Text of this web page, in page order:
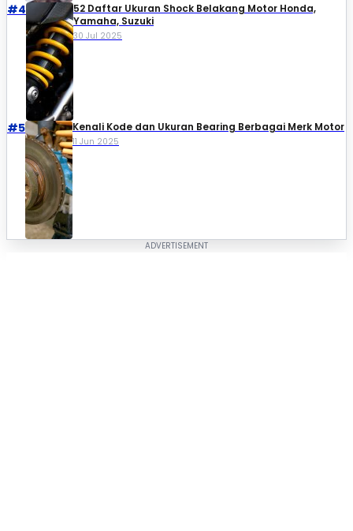
#4
52 Daftar Ukuran Shock Belakang Motor Honda,
Yamaha, Suzuki​
30 Jul 2025
#5 Kenali Kode dan Ukuran Bearing Berbagai Merk Motor
11 Jun 2025